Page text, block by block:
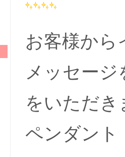
お客様から
メッセージ
をいただき
ペンダント